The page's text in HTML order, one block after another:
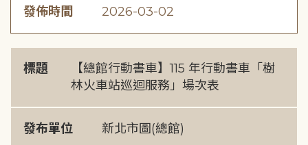
發佈時間 2026-03-02
標題
【總館行動書車】115 年行動書車「樹
林火車站巡迴服務」場次表
發布單位 新北市圖(總館)